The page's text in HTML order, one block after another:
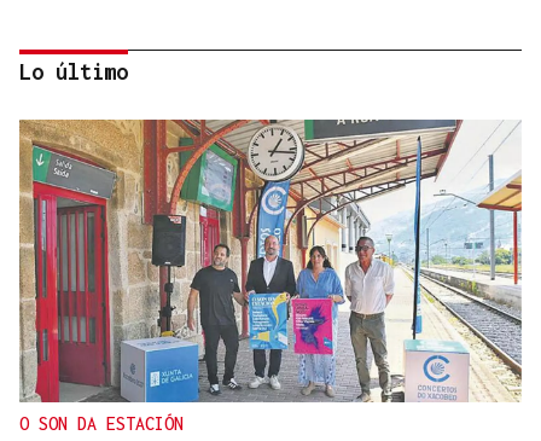
MEDICINA FÍSICA Y REHABILITACIÓN
Lucía Ros Dopico, médico especialista: “Mi sueño
es cambiar el paradigma de la discapacidad
infantil”
Lo último
O SON DA ESTACIÓN